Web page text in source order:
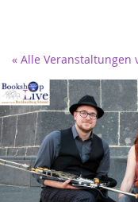
springen
« Alle Veranstaltungen